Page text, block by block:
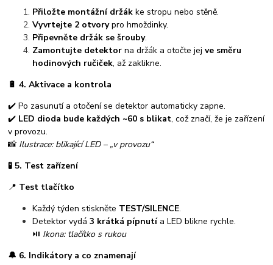
Přiložte montážní držák ke stropu nebo stěně.
Vyvrtejte 2 otvorypro hmoždinky.
Připevněte držák se šrouby.
Zamontujte detektor na držák a otočte jejve směru
hodinových ručiček, až zaklikne.
🔋 4. Aktivace a kontrola
✔️ Po zasunutí a otočení se detektor automaticky zapne.
✔️ LED dioda bude každých ~60 s blikat, což značí, že je zařízení
v provozu.
📸 Ilustrace: blikající LED – „v provozu“
🧪 5. Test zařízení
📍 Test tlačítko
Každý týden stiskněte TEST/SILENCE.
Detektor vydá3 krátká pípnutía LED blikne rychle.
⏯️ Ikona: tlačítko s rukou
🔔 6. Indikátory a co znamenají